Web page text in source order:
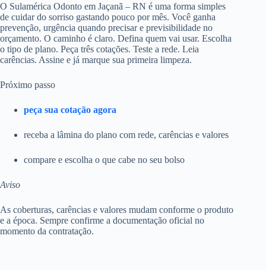
O Sulamérica Odonto em Jaçanã – RN é uma forma simples
de cuidar do sorriso gastando pouco por mês. Você ganha
prevenção, urgência quando precisar e previsibilidade no
orçamento. O caminho é claro. Defina quem vai usar. Escolha
o tipo de plano. Peça três cotações. Teste a rede. Leia
carências. Assine e já marque sua primeira limpeza.
Próximo passo
peça sua cotação agora
receba a lâmina do plano com rede, carências e valores
compare e escolha o que cabe no seu bolso
Aviso
As coberturas, carências e valores mudam conforme o produto
e a época. Sempre confirme a documentação oficial no
momento da contratação.